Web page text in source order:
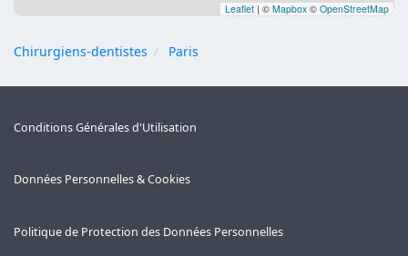
Leaflet | © Mapbox © OpenStreetMap
Chirurgiens-dentistes Paris
Conditions Générales d'Utilisation
Données Personnelles & Cookies
Politique de Protection des Données Personnelles